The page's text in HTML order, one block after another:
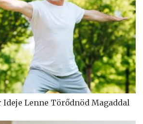
Ideje Lenne Törődnöd Magaddal